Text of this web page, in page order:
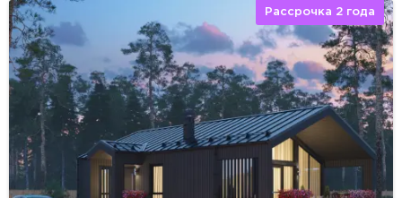
Рассрочка 2 года